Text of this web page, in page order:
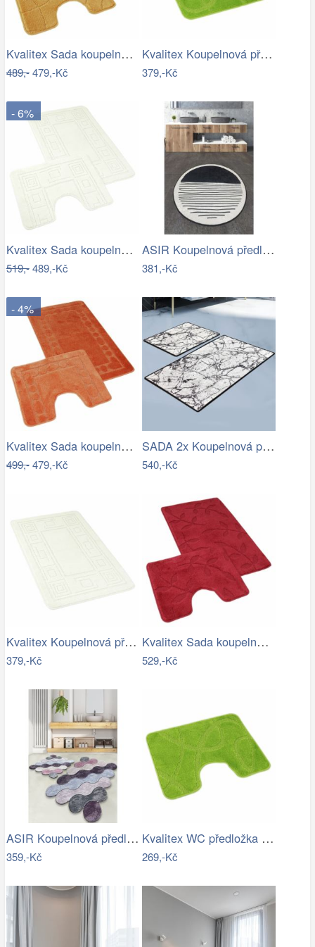
Kvalitex Sada koupelnových předložek…
489,-479,-Kč
Kvalitex Koupelnová předložka Elipsy…
379,-Kč
- 6%
Kvalitex Sada koupelnových předložek…
519,-489,-Kč
ASIR Koupelnová předložka BOMB černobílá
381,-Kč
- 4%
Kvalitex Sada koupelnových předložek…
499,-479,-Kč
SADA 2x Koupelnová předložka MARBLE 60…
540,-Kč
Kvalitex Koupelnová předložka Ornament…
379,-Kč
Kvalitex Sada koupelnových předložek…
529,-Kč
ASIR Koupelnová předložka CIRCLE…
359,-Kč
Kvalitex WC předložka Elipsy zelená, 60…
269,-Kč